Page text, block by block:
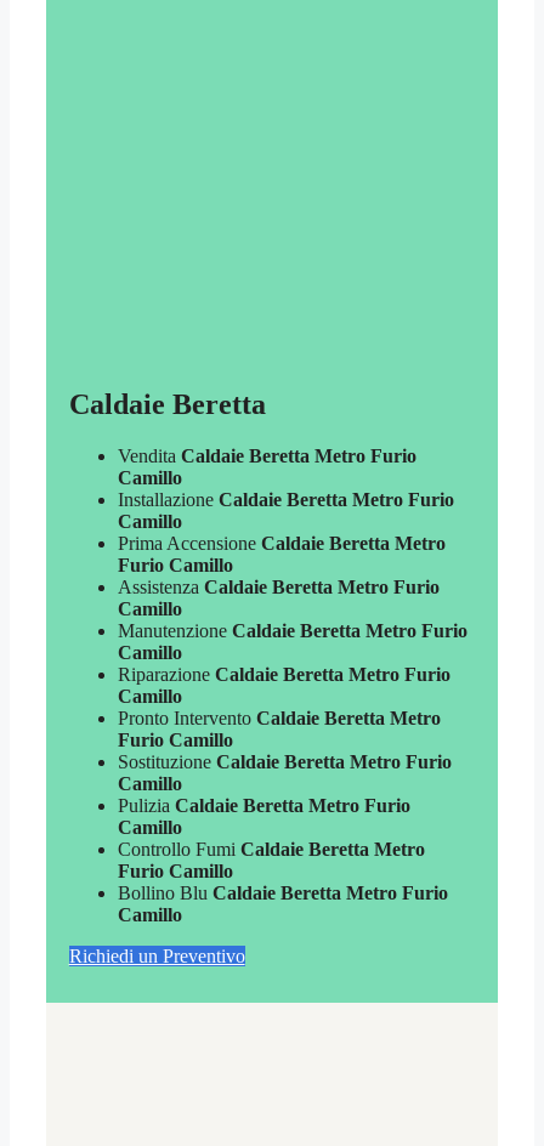
Caldaie Beretta
Vendita Caldaie Beretta Metro Furio
Camillo
Installazione Caldaie Beretta Metro Furio
Camillo
Prima Accensione Caldaie Beretta Metro
Furio Camillo
Assistenza Caldaie Beretta Metro Furio
Camillo
Manutenzione Caldaie Beretta Metro Furio
Camillo
Riparazione Caldaie Beretta Metro Furio
Camillo
Pronto Intervento Caldaie Beretta Metro
Furio Camillo
Sostituzione Caldaie Beretta Metro Furio
Camillo
Pulizia Caldaie Beretta Metro Furio
Camillo
Controllo Fumi Caldaie Beretta Metro
Furio Camillo
Bollino Blu Caldaie Beretta Metro Furio
Camillo
Richiedi un Preventivo